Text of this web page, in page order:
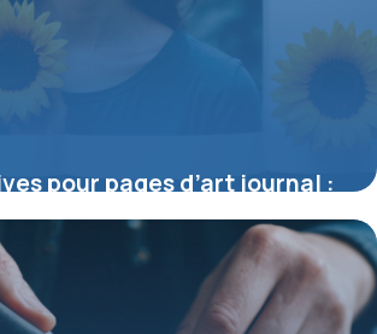
pour pages d’art journal :
univers artistique